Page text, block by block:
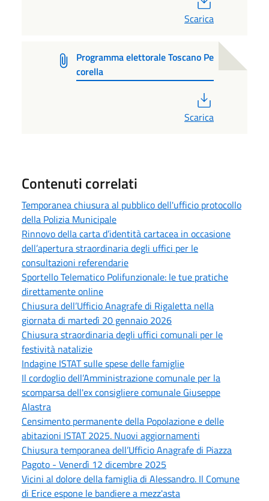
Scarica
Programma elettorale Toscano Pe
corella
Scarica
Contenuti correlati
Temporanea chiusura al pubblico dell'ufficio protocollo
della Polizia Municipale
Rinnovo della carta d’identità cartacea in occasione
dell’apertura straordinaria degli uffici per le
consultazioni referendarie
Sportello Telematico Polifunzionale: le tue pratiche
direttamente online
Chiusura dell’Ufficio Anagrafe di Rigaletta nella
giornata di martedì 20 gennaio 2026
Chiusura straordinaria degli uffici comunali per le
festività natalizie
Indagine ISTAT sulle spese delle famiglie
Il cordoglio dell’Amministrazione comunale per la
scomparsa dell'ex consigliere comunale Giuseppe
Alastra
Censimento permanente della Popolazione e delle
abitazioni ISTAT 2025. Nuovi aggiornamenti
Chiusura temporanea dell’Ufficio Anagrafe di Piazza
Pagoto - Venerdì 12 dicembre 2025
Vicini al dolore della famiglia di Alessandro. Il Comune
di Erice espone le bandiere a mezz'asta